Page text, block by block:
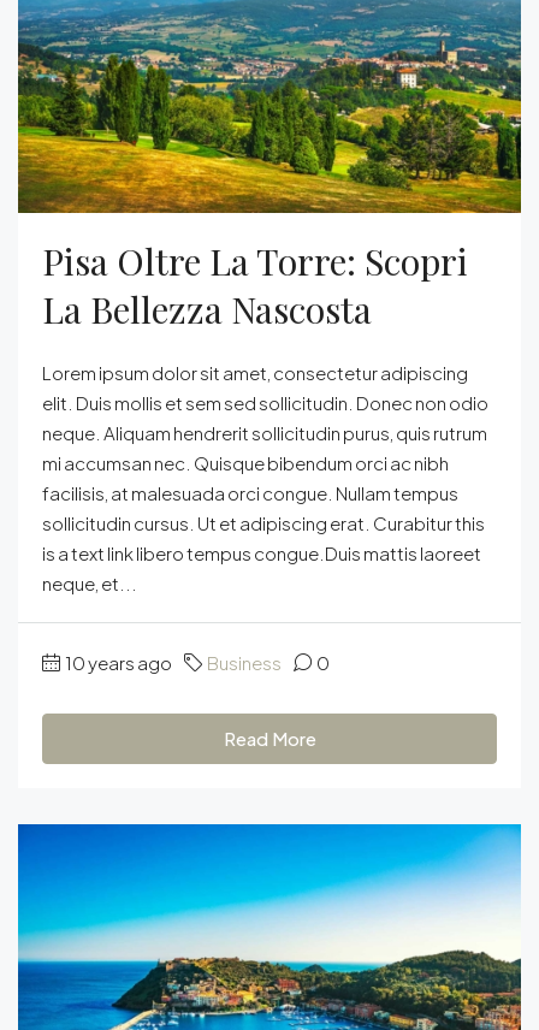
Pisa Oltre La Torre: Scopri
La Bellezza Nascosta
Lorem ipsum dolor sit amet, consectetur adipiscing
elit. Duis mollis et sem sed sollicitudin. Donec non odio
neque. Aliquam hendrerit sollicitudin purus, quis rutrum
mi accumsan nec. Quisque bibendum orci ac nibh
facilisis, at malesuada orci congue. Nullam tempus
sollicitudin cursus. Ut et adipiscing erat. Curabitur this
is a text link libero tempus congue.Duis mattis laoreet
neque, et...
10 years ago Business 0
Read More